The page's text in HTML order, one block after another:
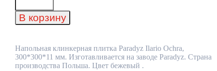
клинкерная
плитка
Ochra,
300*300*11
мм
В корзину
Напольная клинкерная плитка Paradyz Ilario Ochra,
300*300*11 мм. Изготавливается на заводе Paradyz. Страна
производства Польша. Цвет бежевый .